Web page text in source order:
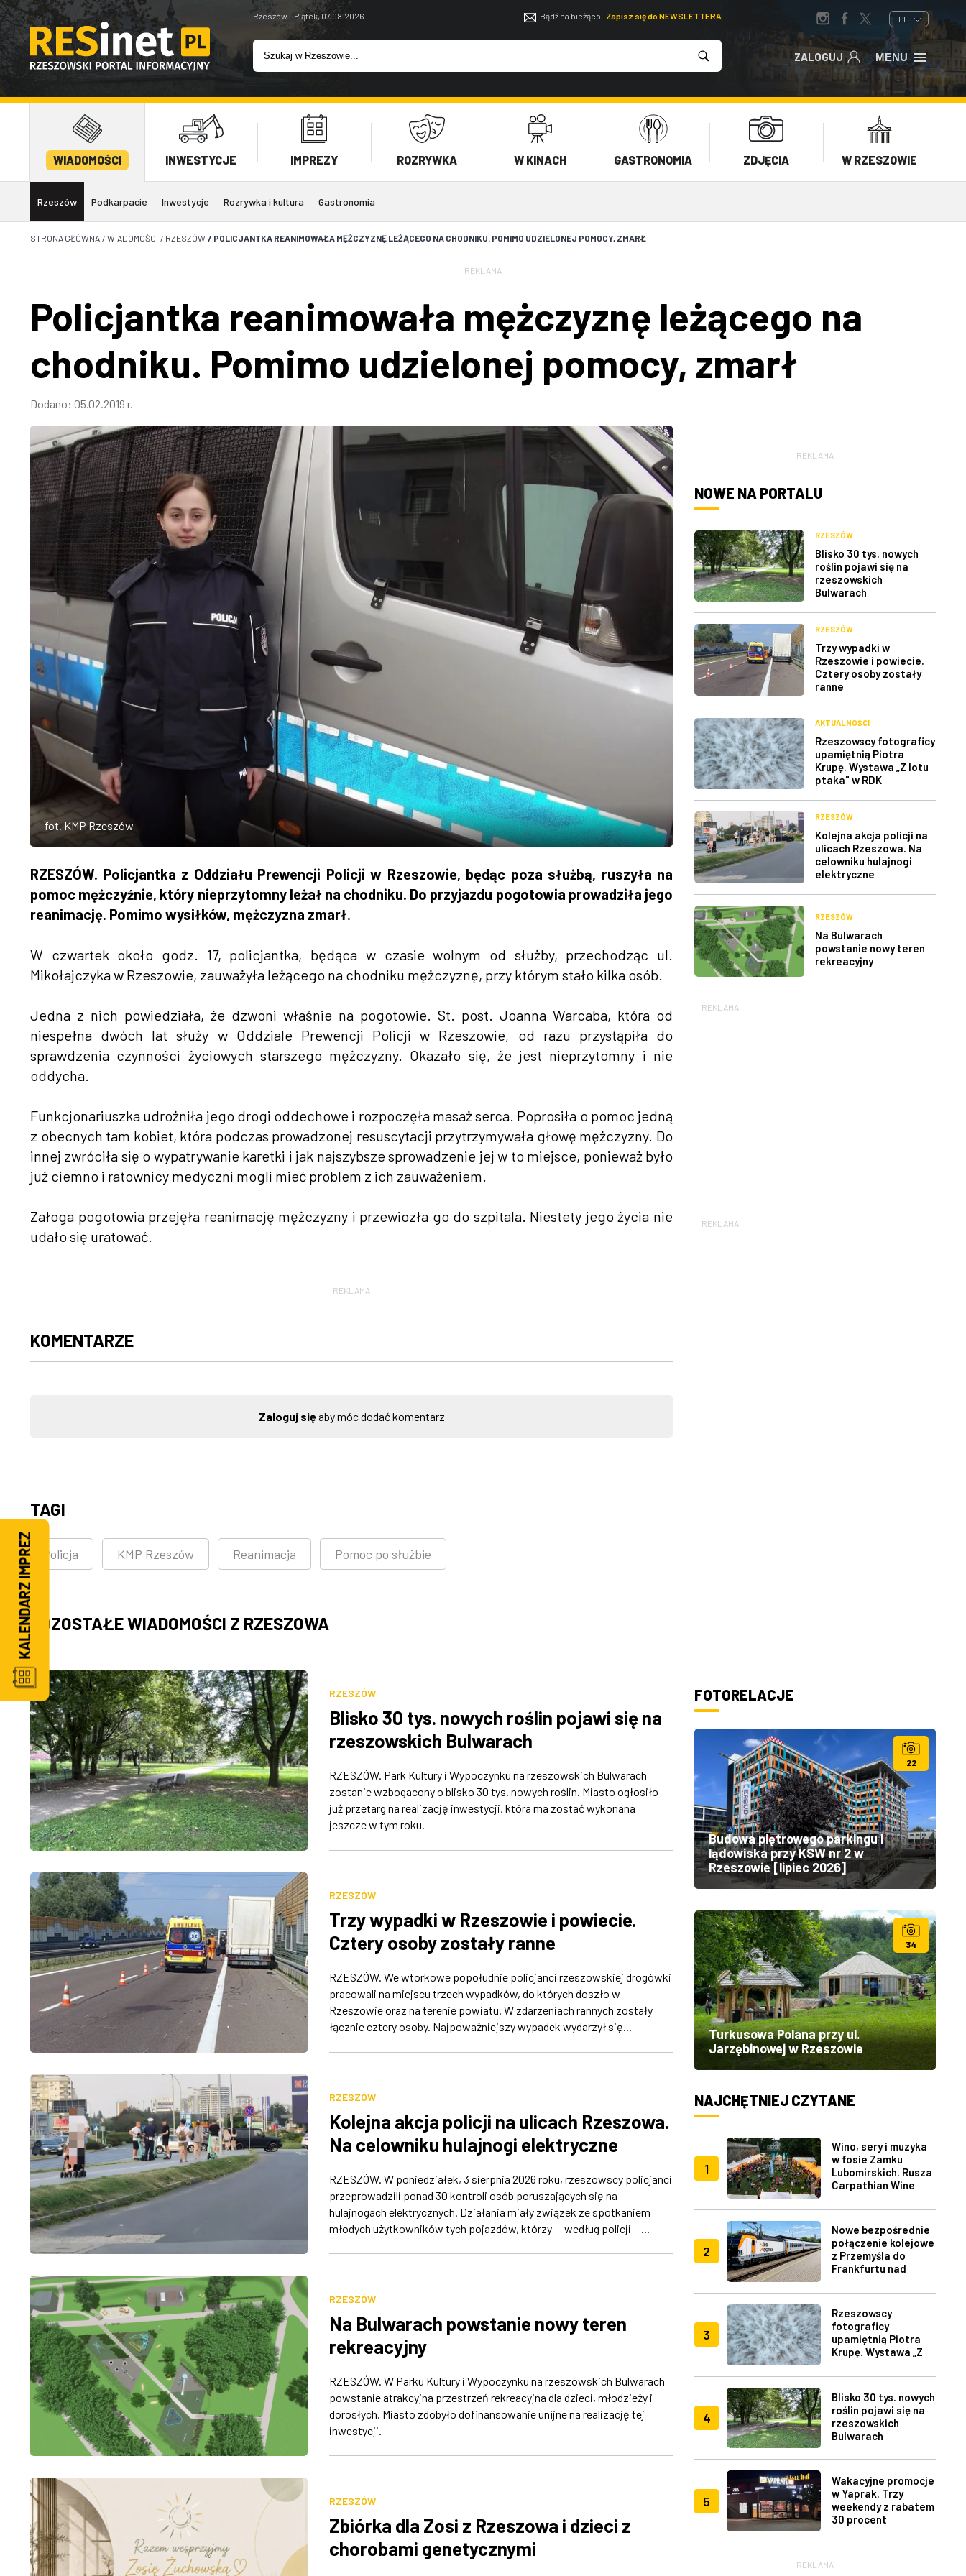
Rzeszów - Piątek, 07.08.2026 Bądź na bieżąco! Zapisz się do NEWSLETTERA PL
ZALOGUJ MENU
WIADOMOŚCI INWESTYCJE IMPREZY ROZRYWKA W KINACH GASTRONOMIA ZDJĘCIA W RZESZOWIE
Rzeszów Podkarpacie Inwestycje Rozrywka i kultura Gastronomia
STRONA GŁÓWNA / WIADOMOŚCI / RZESZÓW / POLICJANTKA REANIMOWAŁA MĘŻCZYZNĘ LEŻĄCEGO NA CHODNIKU. POMIMO UDZIELONEJ POMOCY, ZMARŁ
REKLAMA
Policjantka reanimowała mężczyznę leżącego na
chodniku. Pomimo udzielonej pomocy, zmarł
Dodano: 05.02.2019 r.
fot. KMP Rzeszów
RZESZÓW. Policjantka z Oddziału Prewencji Policji w Rzeszowie, będąc poza służbą, ruszyła na
pomoc mężczyźnie, który nieprzytomny leżał na chodniku. Do przyjazdu pogotowia prowadziła jego
reanimację. Pomimo wysiłków, mężczyzna zmarł.
W czwartek około godz. 17, policjantka, będąca w czasie wolnym od służby, przechodząc ul.
Mikołajczyka w Rzeszowie, zauważyła leżącego na chodniku mężczyznę, przy którym stało kilka osób.
Jedna z nich powiedziała, że dzwoni właśnie na pogotowie. St. post. Joanna Warcaba, która od
niespełna dwóch lat służy w Oddziale Prewencji Policji w Rzeszowie, od razu przystąpiła do
sprawdzenia czynności życiowych starszego mężczyzny. Okazało się, że jest nieprzytomny i nie
oddycha.
Funkcjonariuszka udrożniła jego drogi oddechowe i rozpoczęła masaż serca. Poprosiła o pomoc jedną
z obecnych tam kobiet, która podczas prowadzonej resuscytacji przytrzymywała głowę mężczyzny. Do
innej zwróciła się o wypatrywanie karetki i jak najszybsze sprowadzenie jej w to miejsce, ponieważ było
już ciemno i ratownicy medyczni mogli mieć problem z ich zauważeniem.
Załoga pogotowia przejęła reanimację mężczyzny i przewiozła go do szpitala. Niestety jego życia nie
udało się uratować.
REKLAMA
KOMENTARZE
Zaloguj sięaby móc dodać komentarz
TAGI
Policja KMP Rzeszów Reanimacja Pomoc po służbie
POZOSTAŁE WIADOMOŚCI Z RZESZOWA
RZESZÓW
Blisko 30 tys. nowych roślin pojawi się na
rzeszowskich Bulwarach
RZESZÓW. Park Kultury i Wypoczynku na rzeszowskich Bulwarach
zostanie wzbogacony o blisko 30 tys. nowych roślin. Miasto ogłosiło
już przetarg na realizację inwestycji, która ma zostać wykonana
jeszcze w tym roku.
RZESZÓW
Trzy wypadki w Rzeszowie i powiecie.
Cztery osoby zostały ranne
RZESZÓW. We wtorkowe popołudnie policjanci rzeszowskiej drogówki
pracowali na miejscu trzech wypadków, do których doszło w
Rzeszowie oraz na terenie powiatu. W zdarzeniach rannych zostały
łącznie cztery osoby. Najpoważniejszy wypadek wydarzył się...
RZESZÓW
Kolejna akcja policji na ulicach Rzeszowa.
Na celowniku hulajnogi elektryczne
RZESZÓW. W poniedziałek, 3 sierpnia 2026 roku, rzeszowscy policjanci
przeprowadzili ponad 30 kontroli osób poruszających się na
hulajnogach elektrycznych. Działania miały związek ze spotkaniem
młodych użytkowników tych pojazdów, którzy — według policji —...
RZESZÓW
Na Bulwarach powstanie nowy teren
rekreacyjny
RZESZÓW. W Parku Kultury i Wypoczynku na rzeszowskich Bulwarach
powstanie atrakcyjna przestrzeń rekreacyjna dla dzieci, młodzieży i
dorosłych. Miasto zdobyło dofinansowanie unijne na realizację tej
inwestycji.
RZESZÓW
Zbiórka dla Zosi z Rzeszowa i dzieci z
chorobami genetycznymi
REKLAMA
NOWE NA PORTALU
RZESZÓW
Blisko 30 tys. nowych
roślin pojawi się na
rzeszowskich
Bulwarach
RZESZÓW
Trzy wypadki w
Rzeszowie i powiecie.
Cztery osoby zostały
ranne
AKTUALNOŚCI
Rzeszowscy fotograficy
upamiętnią Piotra
Krupę. Wystawa „Z lotu
ptaka" w RDK
RZESZÓW
Kolejna akcja policji na
ulicach Rzeszowa. Na
celowniku hulajnogi
elektryczne
RZESZÓW
Na Bulwarach
powstanie nowy teren
rekreacyjny
REKLAMA
REKLAMA
FOTORELACJE
22
Budowa piętrowego parkingu i
lądowiska przy KSW nr 2 w
Rzeszowie [lipiec 2026]
34
Turkusowa Polana przy ul.
Jarzębinowej w Rzeszowie
NAJCHĘTNIEJ CZYTANE
1
Wino, sery i muzyka
w fosie Zamku
Lubomirskich. Rusza
Carpathian Wine
2
Nowe bezpośrednie
połączenie kolejowe
z Przemyśla do
Frankfurtu nad
3
Rzeszowscy
fotograficy
upamiętnią Piotra
Krupę. Wystawa „Z
4
Blisko 30 tys. nowych
roślin pojawi się na
rzeszowskich
Bulwarach
5
Wakacyjne promocje
w Yaprak. Trzy
weekendy z rabatem
30 procent
REKLAMA
KALENDARZ IMPREZ